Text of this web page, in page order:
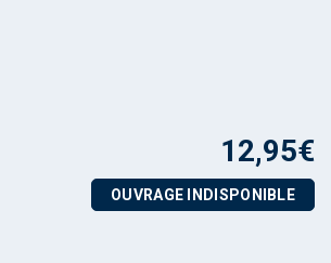
12,95€
OUVRAGE INDISPONIBLE